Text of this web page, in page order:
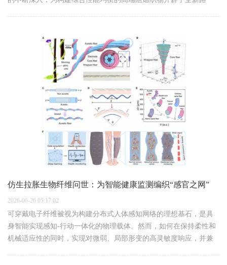
仿生拉胀生物纤维问世：为智能健康监测编织“感官之网”
2026-06-26 05:17:02
可穿戴电子纤维被视为构建分布式人体感知网络的理想基石，是具
身智能实现感知-行动一体化的物理载体。然而，如何在保持柔性和
机械适应性的同时，实现对微弱、局部形变的高灵敏度响应，并兼